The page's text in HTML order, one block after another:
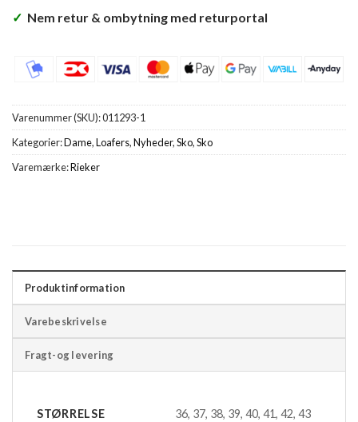
✓ Nem retur & ombytning med returportal
Varenummer (SKU):011293-1
Kategorier:Dame,Loafers,Nyheder,Sko,Sko
Varemærke:Rieker
Produktinformation
Varebeskrivelse
Fragt-og levering
STØRRELSE 36, 37, 38, 39, 40, 41, 42, 43